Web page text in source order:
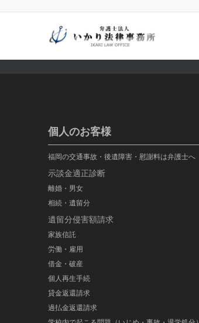
個人のお客様
福岡の交通事故・後遺障害・慰謝料は弁護士へ
示談金適正診断
離婚・男女
相続・遺留分
遺留分侵害額請求
家族信託
労働・雇用
借金・破産
個人再生手続
貸金返還請求
過払金返還請求